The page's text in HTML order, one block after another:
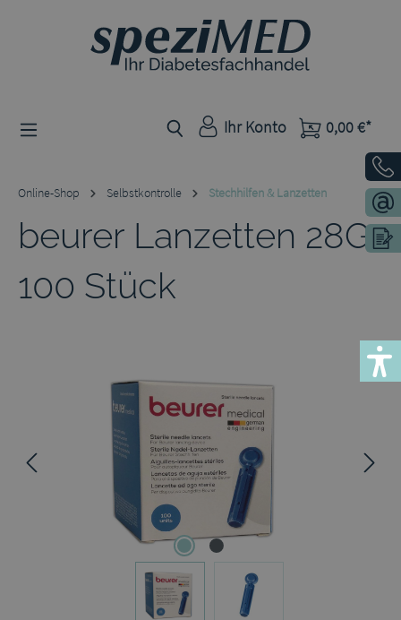
Zum Hauptinhalt springen
Ihr Konto 0,00 €*
Online-Shop Selbstkontrolle Stechhilfen & Lanzetten
beurer Lanzetten 28G
100 Stück